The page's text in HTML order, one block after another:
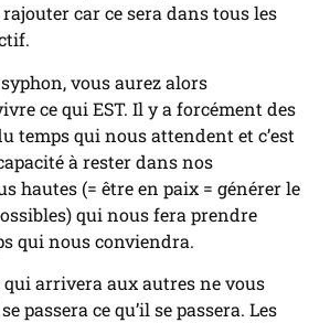
car ce sera dans tous les
vous aurez alors
ce qui EST. Il y a forcément des
temps qui nous attendent et c’est
à rester dans nos
hautes (= être en paix = générer le
qui nous fera prendre
qui nous conviendra.
arrivera aux autres ne vous
passera ce qu’il se passera. Les